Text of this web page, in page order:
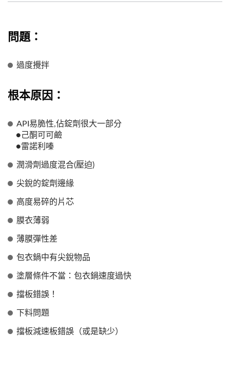
問題：
過度攪拌
根本原因：
API易脆性,佔錠劑很大一部分
●己酮可可鹼
●雷諾利嗪
潤滑劑過度混合(壓迫)
尖銳的錠劑邊緣
高度易碎的片芯
膜衣薄弱
薄膜彈性差
包衣鍋中有尖銳物品
塗層條件不當：包衣鍋速度過快
擋板錯誤！
下料問題
擋板減速板錯誤（或是缺少）